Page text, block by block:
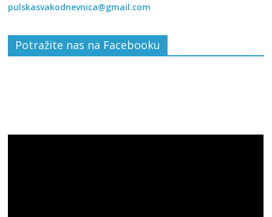
pulskasvakodnevnica@gmail.com
Potražite nas na Facebooku